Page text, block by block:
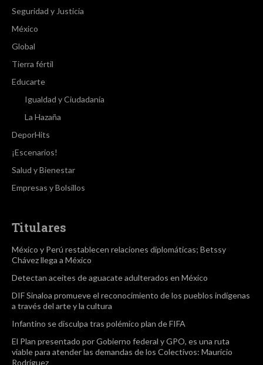
Seguridad y Justicia
México
Global
Tierra fértil
Educarte
Igualdad y Ciudadanía
La Hazaña
DeporHits
¡Escenarios!
Salud y Bienestar
Empresas y Bolsillos
Titulares
México y Perú restablecen relaciones diplomáticas; Betssy
Chávez llega a México
Detectan aceites de aguacate adulterados en México
DIF Sinaloa promueve el reconocimiento de los pueblos indígenas
a través del arte y la cultura
Infantino se disculpa tras polémico plan de FIFA
El Plan presentado por Gobierno federal y GPO, es una ruta
viable para atender las demandas de los Colectivos: Mauricio
Rodríguez